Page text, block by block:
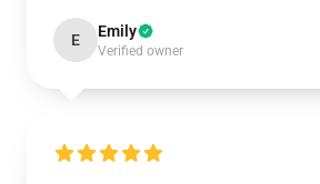
E Emily
Verified owner